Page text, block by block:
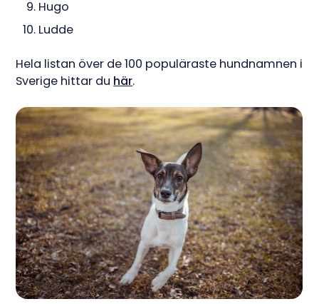
Hugo
Ludde
Hela listan över de 100 populäraste hundnamnen i
Sverige hittar du här.